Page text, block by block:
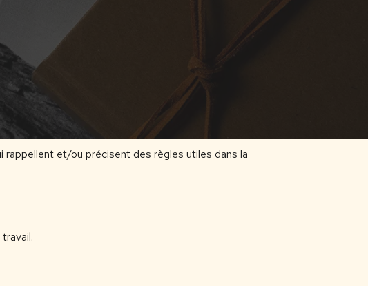
rappellent et/ou précisent des règles utiles dans la